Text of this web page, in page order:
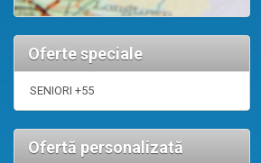
Oferte speciale
SENIORI +55
Ofertă personalizată